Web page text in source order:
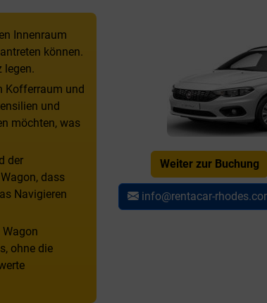
Innenraum
können.
legen.
Kofferraum und
und
möchten, was
der
dass
Navigieren
ohne die
Weiter zur Buchung
info@rentacar-